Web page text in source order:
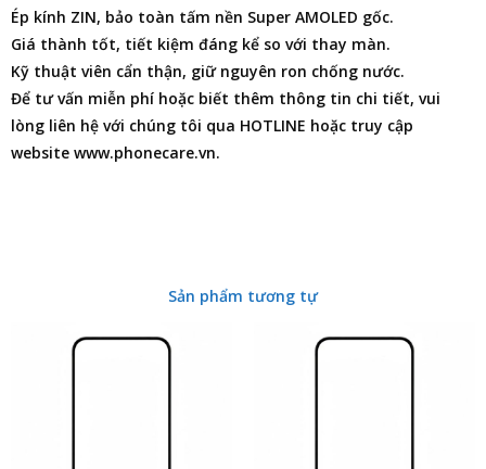
Ép kính ZIN, bảo toàn tấm nền Super AMOLED gốc.
Giá thành tốt, tiết kiệm đáng kể so với thay màn.
Kỹ thuật viên cẩn thận, giữ nguyên ron chống nước.
Để tư vấn miễn phí hoặc biết thêm thông tin chi tiết, vui
lòng liên hệ với chúng tôi qua HOTLINE hoặc truy cập
website www.phonecare.vn.
Sản phẩm tương tự